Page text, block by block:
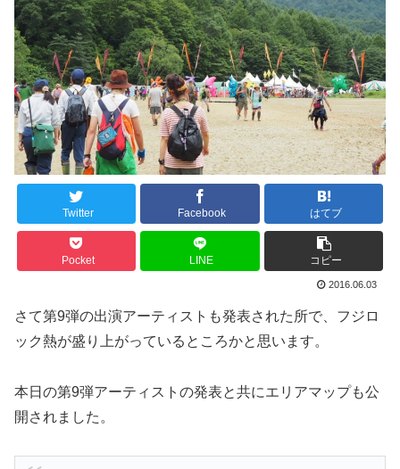
Twitter Facebook はてブ
Pocket LINE コピー
2016.06.03
さて第9弾の出演アーティストも発表された所で、フジロ
ック熱が盛り上がっているところかと思います。
本日の第9弾アーティストの発表と共にエリアマップも公
開されました。